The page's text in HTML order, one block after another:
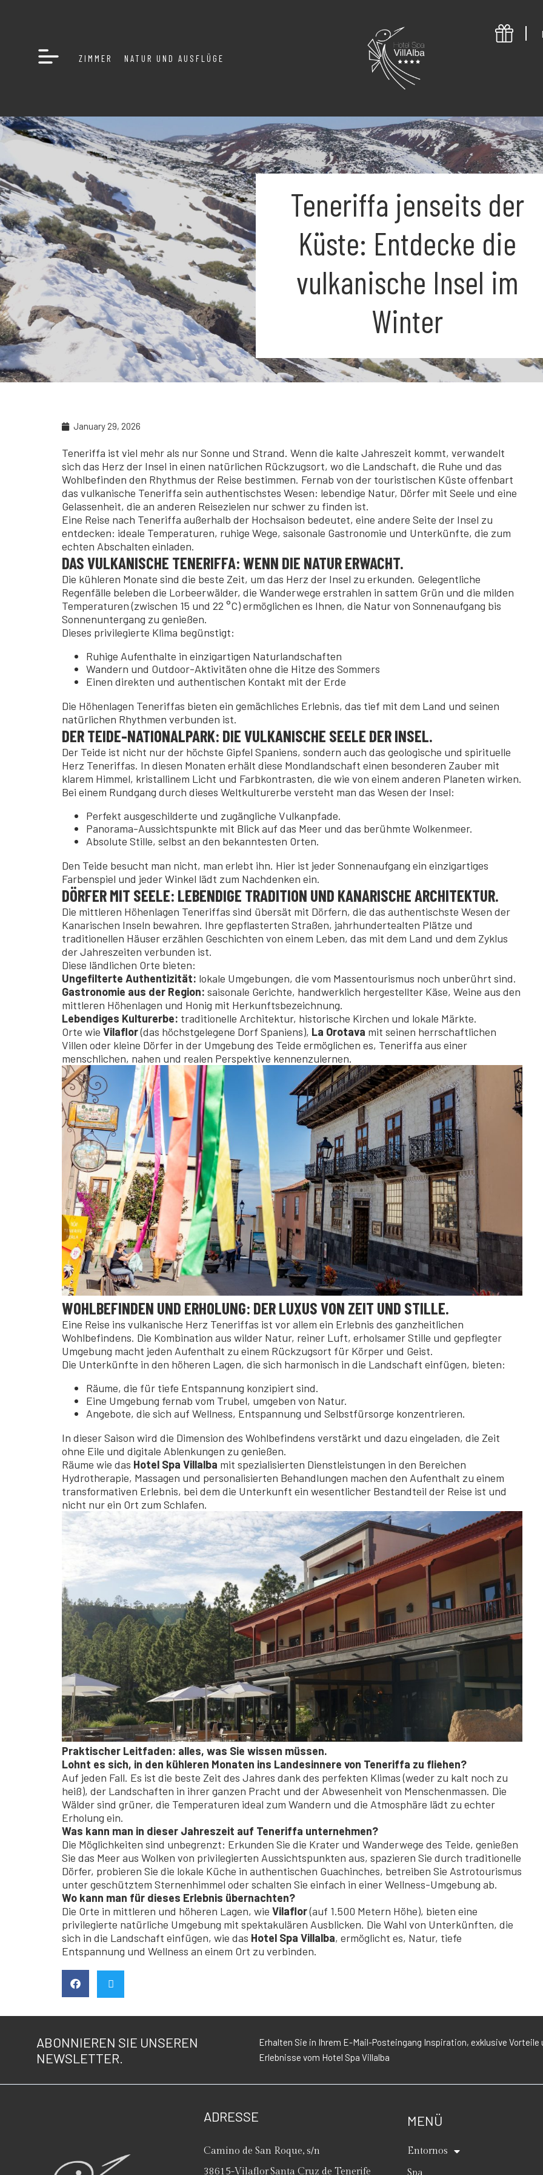
ZIMMER NATUR UND AUSFLÜGE
Teneriffa jenseits der
Küste: Entdecke die
vulkanische Insel im
Winter
January 29, 2026
Teneriffa ist viel mehr als nur Sonne und Strand. Wenn die kalte Jahreszeit kommt, verwandelt
sich das Herz der Insel in einen natürlichen Rückzugsort, wo die Landschaft, die Ruhe und das
Wohlbefinden den Rhythmus der Reise bestimmen. Fernab von der touristischen Küste offenbart
das vulkanische Teneriffa sein authentischstes Wesen: lebendige Natur, Dörfer mit Seele und eine
Gelassenheit, die an anderen Reisezielen nur schwer zu finden ist.
Eine Reise nach Teneriffa außerhalb der Hochsaison bedeutet, eine andere Seite der Insel zu
entdecken: ideale Temperaturen, ruhige Wege, saisonale Gastronomie und Unterkünfte, die zum
echten Abschalten einladen.
DAS VULKANISCHE TENERIFFA: WENN DIE NATUR ERWACHT.
Die kühleren Monate sind die beste Zeit, um das Herz der Insel zu erkunden. Gelegentliche
Regenfälle beleben die Lorbeerwälder, die Wanderwege erstrahlen in sattem Grün und die milden
Temperaturen (zwischen 15 und 22 °C) ermöglichen es Ihnen, die Natur von Sonnenaufgang bis
Sonnenuntergang zu genießen.
Dieses privilegierte Klima begünstigt:
Ruhige Aufenthalte in einzigartigen Naturlandschaften
Wandern und Outdoor-Aktivitäten ohne die Hitze des Sommers
Einen direkten und authentischen Kontakt mit der Erde
Die Höhenlagen Teneriffas bieten ein gemächliches Erlebnis, das tief mit dem Land und seinen
natürlichen Rhythmen verbunden ist.
DER TEIDE-NATIONALPARK: DIE VULKANISCHE SEELE DER INSEL.
Der Teide ist nicht nur der höchste Gipfel Spaniens, sondern auch das geologische und spirituelle
Herz Teneriffas. In diesen Monaten erhält diese Mondlandschaft einen besonderen Zauber mit
klarem Himmel, kristallinem Licht und Farbkontrasten, die wie von einem anderen Planeten wirken.
Bei einem Rundgang durch dieses Weltkulturerbe versteht man das Wesen der Insel:
Perfekt ausgeschilderte und zugängliche Vulkanpfade.
Panorama-Aussichtspunkte mit Blick auf das Meer und das berühmte Wolkenmeer.
Absolute Stille, selbst an den bekanntesten Orten.
Den Teide besucht man nicht, man erlebt ihn. Hier ist jeder Sonnenaufgang ein einzigartiges
Farbenspiel und jeder Winkel lädt zum Nachdenken ein.
DÖRFER MIT SEELE: LEBENDIGE TRADITION UND KANARISCHE ARCHITEKTUR.
Die mittleren Höhenlagen Teneriffas sind übersät mit Dörfern, die das authentischste Wesen der
Kanarischen Inseln bewahren. Ihre gepflasterten Straßen, jahrhundertealten Plätze und
traditionellen Häuser erzählen Geschichten von einem Leben, das mit dem Land und dem Zyklus
der Jahreszeiten verbunden ist.
Diese ländlichen Orte bieten:
Ungefilterte Authentizität: lokale Umgebungen, die vom Massentourismus noch unberührt sind.
Gastronomie aus der Region: saisonale Gerichte, handwerklich hergestellter Käse, Weine aus den
mittleren Höhenlagen und Honig mit Herkunftsbezeichnung.
Lebendiges Kulturerbe: traditionelle Architektur, historische Kirchen und lokale Märkte.
Orte wie Vilaflor(das höchstgelegene Dorf Spaniens), La Orotava mit seinen herrschaftlichen
Villen oder kleine Dörfer in der Umgebung des Teide ermöglichen es, Teneriffa aus einer
menschlichen, nahen und realen Perspektive kennenzulernen.
WOHLBEFINDEN UND ERHOLUNG: DER LUXUS VON ZEIT UND STILLE.
Eine Reise ins vulkanische Herz Teneriffas ist vor allem ein Erlebnis des ganzheitlichen
Wohlbefindens. Die Kombination aus wilder Natur, reiner Luft, erholsamer Stille und gepflegter
Umgebung macht jeden Aufenthalt zu einem Rückzugsort für Körper und Geist.
Die Unterkünfte in den höheren Lagen, die sich harmonisch in die Landschaft einfügen, bieten:
Räume, die für tiefe Entspannung konzipiert sind.
Eine Umgebung fernab vom Trubel, umgeben von Natur.
Angebote, die sich auf Wellness, Entspannung und Selbstfürsorge konzentrieren.
In dieser Saison wird die Dimension des Wohlbefindens verstärkt und dazu eingeladen, die Zeit
ohne Eile und digitale Ablenkungen zu genießen.
Räume wie das Hotel Spa Villalba mit spezialisierten Dienstleistungen in den Bereichen
Hydrotherapie, Massagen und personalisierten Behandlungen machen den Aufenthalt zu einem
transformativen Erlebnis, bei dem die Unterkunft ein wesentlicher Bestandteil der Reise ist und
nicht nur ein Ort zum Schlafen.
Praktischer Leitfaden: alles, was Sie wissen müssen.
Lohnt es sich, in den kühleren Monaten ins Landesinnere von Teneriffa zu fliehen?
Auf jeden Fall. Es ist die beste Zeit des Jahres dank des perfekten Klimas (weder zu kalt noch zu
heiß), der Landschaften in ihrer ganzen Pracht und der Abwesenheit von Menschenmassen. Die
Wälder sind grüner, die Temperaturen ideal zum Wandern und die Atmosphäre lädt zu echter
Erholung ein.
Was kann man in dieser Jahreszeit auf Teneriffa unternehmen?
Die Möglichkeiten sind unbegrenzt: Erkunden Sie die Krater und Wanderwege des Teide, genießen
Sie das Meer aus Wolken von privilegierten Aussichtspunkten aus, spazieren Sie durch traditionelle
Dörfer, probieren Sie die lokale Küche in authentischen Guachinches, betreiben Sie Astrotourismus
unter geschütztem Sternenhimmel oder schalten Sie einfach in einer Wellness-Umgebung ab.
Wo kann man für dieses Erlebnis übernachten?
Die Orte in mittleren und höheren Lagen, wie Vilaflor(auf 1.500 Metern Höhe), bieten eine
privilegierte natürliche Umgebung mit spektakulären Ausblicken. Die Wahl von Unterkünften, die
sich in die Landschaft einfügen, wie das Hotel Spa Villalba, ermöglicht es, Natur, tiefe
Entspannung und Wellness an einem Ort zu verbinden.
ABONNIEREN SIE UNSEREN
NEWSLETTER.
Erhalten Sie in Ihrem E-Mail-Posteingang Inspiration, exklusive Vorteile
Erlebnisse vom Hotel Spa Villalba
ADRESSE
Camino de San Roque, s/n
38615-VilaflorSanta Cruz de Tenerife
MENÜ
Entornos